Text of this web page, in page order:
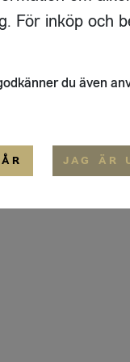
VILLKOR
För inköp och
du även
JAG ÄR